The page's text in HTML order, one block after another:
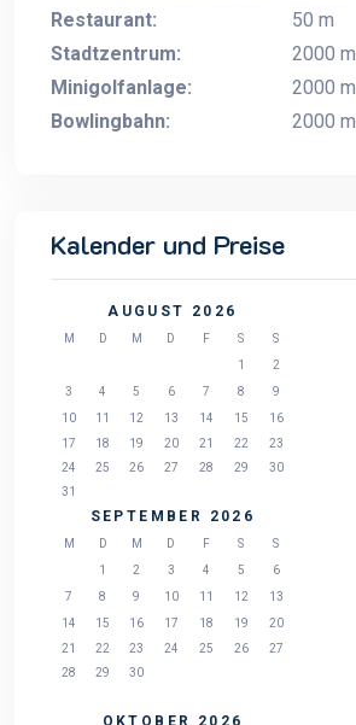
Restaurant:
50 m
Stadtzentrum:
2000 m
Minigolfanlage:
2000 m
Bowlingbahn:
2000 m
Kalender und Preise
AUGUST 2026
M D M D F S
S
1
2
3
4 5 6 7 8
9
10
11 12 13 14 15
16
17
18 19 20 21 22
23
24
25 26 27 28 29
30
31
SEPTEMBER 2026
M D M D F S
S
1
2 3 4 5
6
7
8 9 10 11 12
13
14
15 16 17 18 19
20
21
22 23 24 25 26
27
28
29 30